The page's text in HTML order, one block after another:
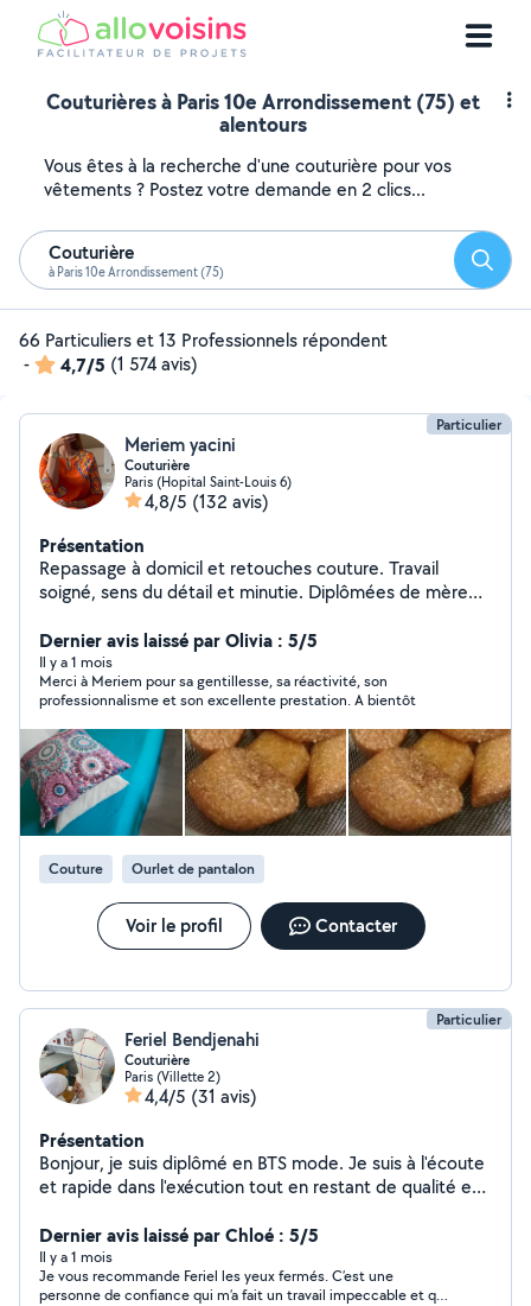
Couturières à Paris 10e Arrondissement (75) et
alentours
Vous êtes à la recherche d'une couturière pour vos
vêtements ? Postez votre demande en 2 clics...
Couturière
à Paris 10e Arrondissement (75)
66 Particuliers et 13 Professionnels répondent
-
4,7/5 (1 574 avis)
Particulier
Meriem yacini
Couturière
Paris (Hopital Saint-Louis 6)
4,8/5 (132 avis)
Présentation
Repassage à domicil et retouches couture. Travail
soigné, sens du détail et minutie. Diplômées de mère
Dernier avis laissé par Olivia : 5/5
Il y a 1 mois
Merci à Meriem pour sa gentillesse, sa réactivité, son
professionnalisme et son excellente prestation. A bientôt
Couture Ourlet de pantalon
Voir le profil Contacter
Particulier
Feriel Bendjenahi
Couturière
Paris (Villette 2)
4,4/5 (31 avis)
Présentation
Bonjour, je suis diplômé en BTS mode. Je suis à l'écoute
et rapide dans l'exécution tout en restant de qualité et
supplémentaires. N'hésitez pas à me demander les
choses avec précisions.
Dernier avis laissé par Chloé : 5/5
Il y a 1 mois
Je vous recommande Feriel les yeux fermés. C’est une
personne de confiance qui m’a fait un travail impeccable et qui